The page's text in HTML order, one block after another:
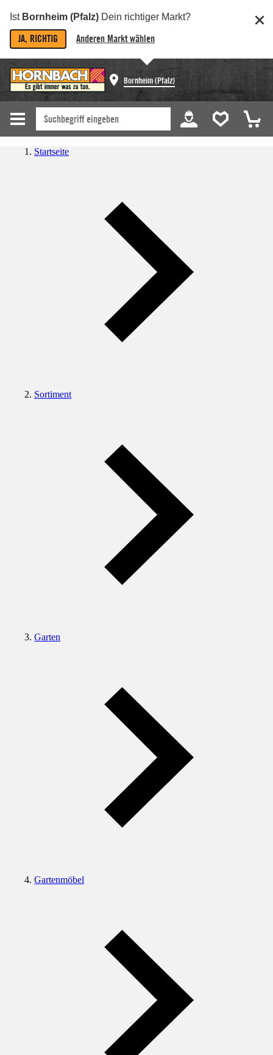
Ist Bornheim (Pfalz) Dein richtiger Markt?
JA, RICHTIG Anderen Markt wählen
Bornheim (Pfalz)
Startseite
Sortiment
Garten
Gartenmöbel